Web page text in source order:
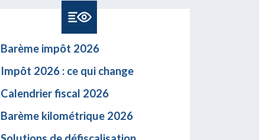
Barème impôt 2026
Impôt 2026 : ce qui change
Calendrier fiscal 2026
Barème kilométrique 2026